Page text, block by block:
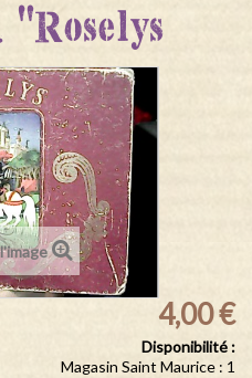
4,00 €
Disponibilité :
Magasin Saint Maurice : 1